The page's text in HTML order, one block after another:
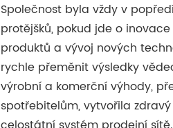
Společnost byla vždy v
protějšků, pokud jde o
produktů a vývoj nových
rychle přeměnit výsledky
výrobní a komerční výhody,
spotřebitelům, vytvořila